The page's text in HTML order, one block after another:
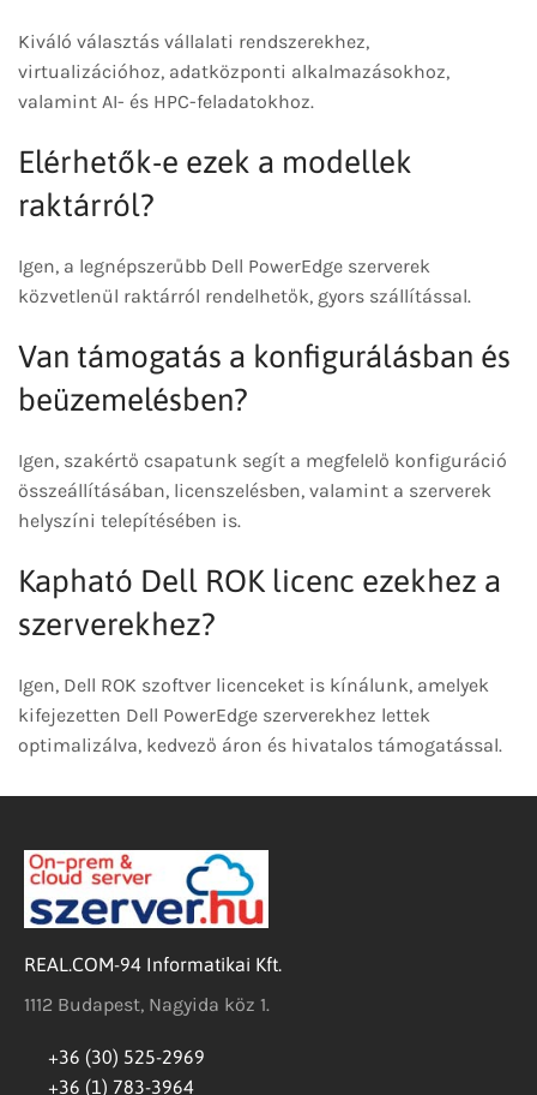
Kiváló választás vállalati rendszerekhez,
virtualizációhoz, adatközponti alkalmazásokhoz,
valamint AI- és HPC-feladatokhoz.
Elérhetők-e ezek a modellek
raktárról?
Igen, a legnépszerűbb Dell PowerEdge szerverek
közvetlenül raktárról rendelhetők, gyors szállítással.
Van támogatás a konfigurálásban és
beüzemelésben?
Igen, szakértő csapatunk segít a megfelelő konfiguráció
összeállításában, licenszelésben, valamint a szerverek
helyszíni telepítésében is.
Kapható Dell ROK licenc ezekhez a
szerverekhez?
Igen, Dell ROK szoftver licenceket is kínálunk, amelyek
kifejezetten Dell PowerEdge szerverekhez lettek
optimalizálva, kedvező áron és hivatalos támogatással.
REAL.COM-94 Informatikai Kft.
1112 Budapest, Nagyida köz 1.
+36 (30) 525-2969
+36 (1) 783-3964